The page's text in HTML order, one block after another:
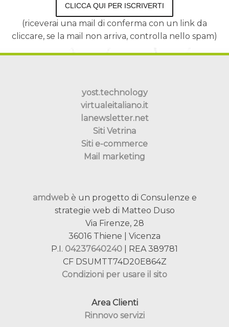
CLICCA QUI PER ISCRIVERTI
(riceverai una mail di conferma con un link da
cliccare, se la mail non arriva, controlla nello spam)
yost.technology
virtualeitaliano.it
lanewsletter.net
Siti Vetrina
Siti e-commerce
Mail marketing
amdwebè un progetto di Consulenze e
strategie web di Matteo Duso
Via Firenze, 28
36016 Thiene | Vicenza
P.I. 04237640240 | REA 389781
CF DSUMTT74D20E864Z
Condizioni per usare il sito
Area Clienti
Rinnovo servizi